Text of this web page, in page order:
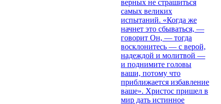
верных не страшиться
самых великих
испытаний. «Когда же
начнет это сбываться, —
говорит Он, — тогда
восклонитесь — с верой,
надеждой и молитвой —
и поднимите головы
ваши, потому что
приближается избавление
ваше». Христос пришел в
мир дать истинное